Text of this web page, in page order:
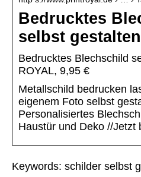
Bedrucktes
selbst
Bedrucktes Blechschild
ROYAL, 9,95 €
Metallschild bedrucken
eigenem Foto selbst
Personalisiertes
Haustür und Deko //Jetzt
Keywords: schilder selbst